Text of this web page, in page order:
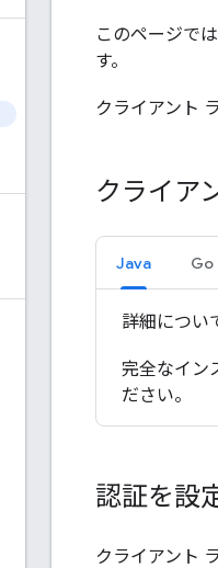
このページで
す。
クライアント
クライア
Java Go
詳細につい
完全なイン
ださい。
認証を設
クライアント